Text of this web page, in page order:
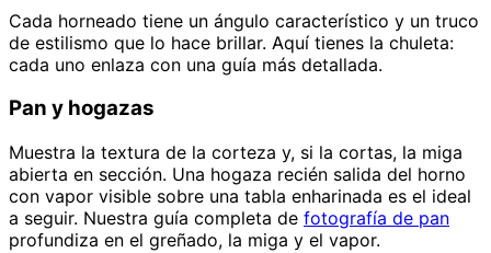
Cada horneado tiene un ángulo característico y un truco
de estilismo que lo hace brillar. Aquí tienes la chuleta:
cada uno enlaza con una guía más detallada.
Pan y hogazas
Muestra la textura de la corteza y, si la cortas, la miga
abierta en sección. Una hogaza recién salida del horno
con vapor visible sobre una tabla enharinada es el ideal
a seguir. Nuestra guía completa de fotografía de pan
profundiza en el greñado, la miga y el vapor.